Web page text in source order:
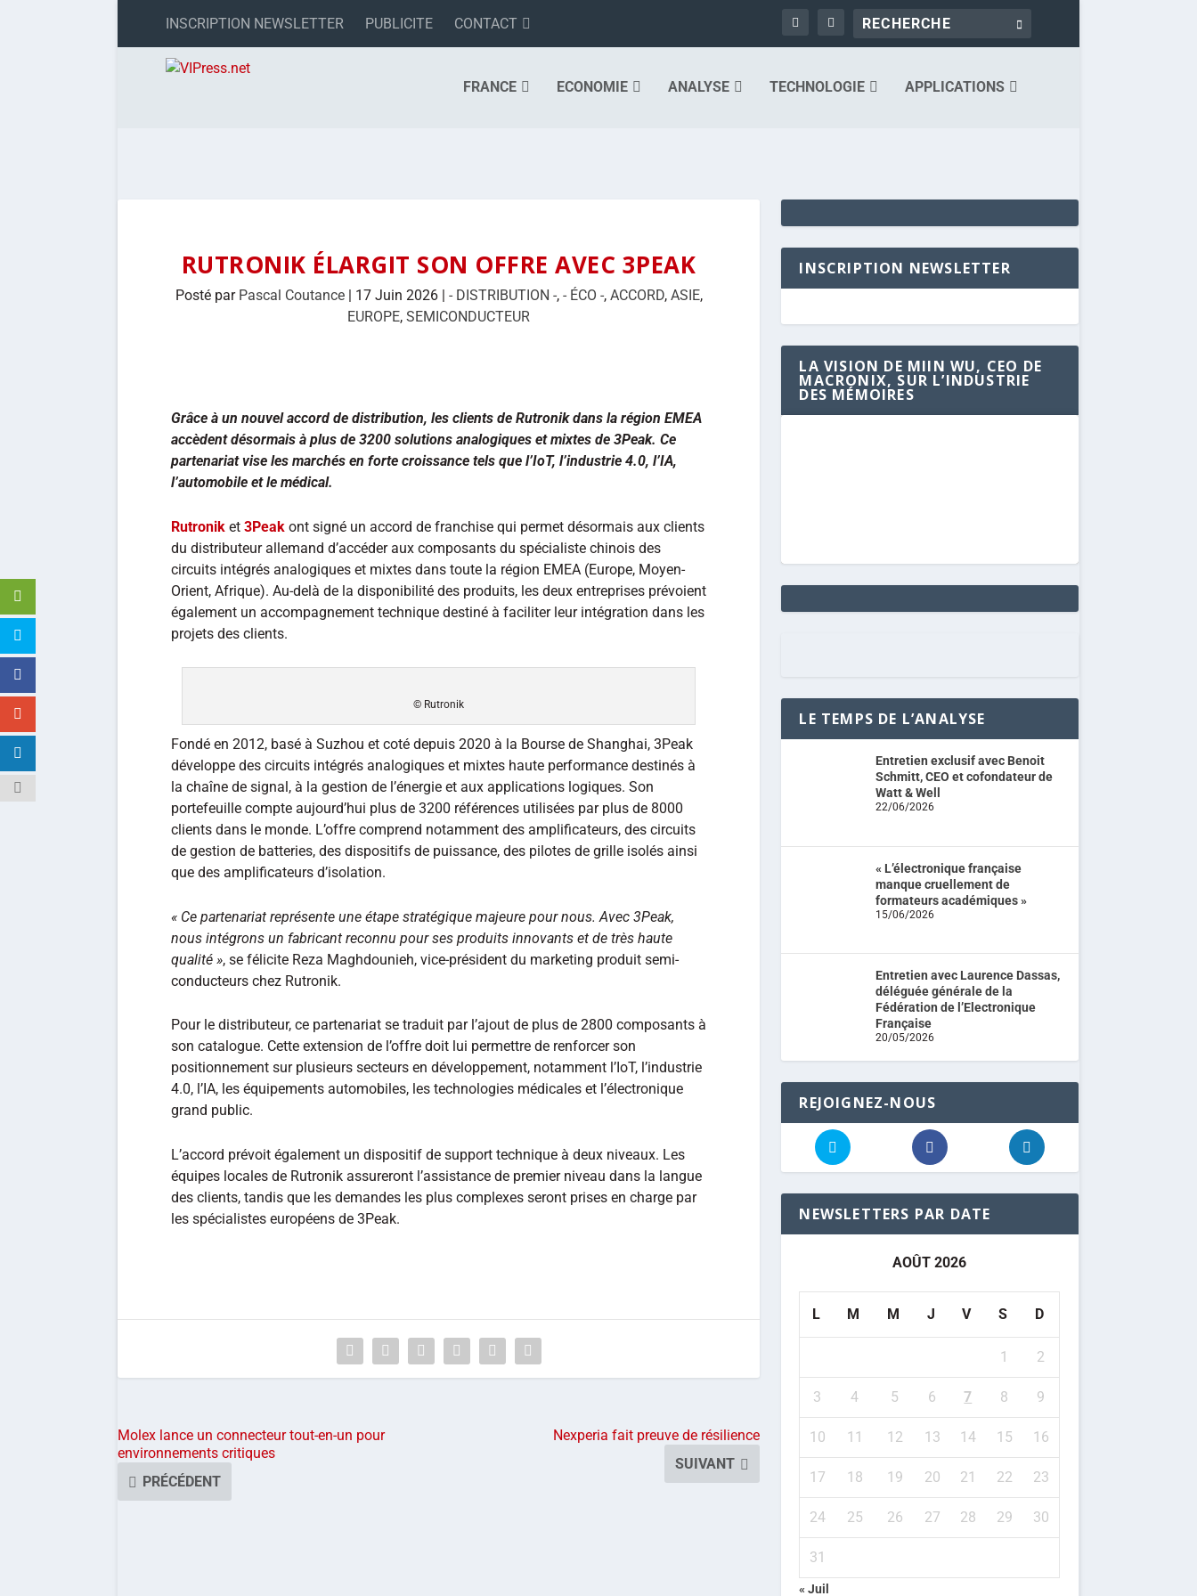
INSCRIPTION NEWSLETTER PUBLICITE CONTACT
FRANCE ECONOMIE ANALYSE TECHNOLOGIE APPLICATIONS
RUTRONIK ÉLARGIT SON OFFRE AVEC 3PEAK
Posté par Pascal Coutance| 17 Juin 2026| - DISTRIBUTION -, - ÉCO -, ACCORD, ASIE,
EUROPE,SEMICONDUCTEUR
Grâce à un nouvel accord de distribution, les clients de Rutronik dans la région EMEA
accèdent désormais à plus de 3200 solutions analogiques et mixtes de 3Peak. Ce
partenariat vise les marchés en forte croissance tels que l’IoT, l’industrie 4.0, l’IA,
l’automobile et le médical.
Rutronik et 3Peak ont signé un accord de franchise qui permet désormais aux clients
du distributeur allemand d’accéder aux composants du spécialiste chinois des
circuits intégrés analogiques et mixtes dans toute la région EMEA (Europe, Moyen-
Orient, Afrique). Au-delà de la disponibilité des produits, les deux entreprises prévoient
également un accompagnement technique destiné à faciliter leur intégration dans les
projets des clients.
© Rutronik
Fondé en 2012, basé à Suzhou et coté depuis 2020 à la Bourse de Shanghai, 3Peak
développe des circuits intégrés analogiques et mixtes haute performance destinés à
la chaîne de signal, à la gestion de l’énergie et aux applications logiques. Son
portefeuille compte aujourd’hui plus de 3200 références utilisées par plus de 8000
clients dans le monde. L’offre comprend notamment des amplificateurs, des circuits
de gestion de batteries, des dispositifs de puissance, des pilotes de grille isolés ainsi
que des amplificateurs d’isolation.
« Ce partenariat représente une étape stratégique majeure pour nous. Avec 3Peak,
nous intégrons un fabricant reconnu pour ses produits innovants et de très haute
qualité », se félicite Reza Maghdounieh, vice-président du marketing produit semi-
conducteurs chez Rutronik.
Pour le distributeur, ce partenariat se traduit par l’ajout de plus de 2800 composants à
son catalogue. Cette extension de l’offre doit lui permettre de renforcer son
positionnement sur plusieurs secteurs en développement, notamment l’IoT, l’industrie
4.0, l’IA, les équipements automobiles, les technologies médicales et l’électronique
grand public.
L’accord prévoit également un dispositif de support technique à deux niveaux. Les
équipes locales de Rutronik assureront l’assistance de premier niveau dans la langue
des clients, tandis que les demandes les plus complexes seront prises en charge par
les spécialistes européens de 3Peak.
Molex lance un connecteur tout-en-un pour
environnements critiques
PRÉCÉDENT
Nexperia fait preuve de résilience
SUIVANT
INSCRIPTION NEWSLETTER
LA VISION DE MIIN WU, CEO DE
MACRONIX, SUR L’INDUSTRIE
DES MÉMOIRES
LE TEMPS DE L’ANALYSE
Entretien exclusif avec Benoit
Schmitt, CEO et cofondateur de
Watt & Well
22/06/2026
« L’électronique française
manque cruellement de
formateurs académiques »
15/06/2026
Entretien avec Laurence Dassas,
déléguée générale de la
Fédération de l’Electronique
Française
20/05/2026
REJOIGNEZ-NOUS
NEWSLETTERS PAR DATE
AOÛT 2026
L M M J V S D
1 2
3 4 5 6 7 8 9
10 11 12 13 14 15 16
17 18 19 20 21 22 23
24 25 26 27 28 29 30
31
« Juil